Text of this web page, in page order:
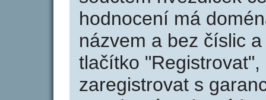
hodnocení má
názvem a bez číslic
tlačítko
zaregistrovat s